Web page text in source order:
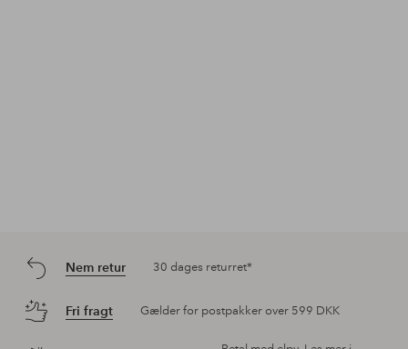
Nem retur 30 dages returret*
Fri fragt Gælder for postpakker over 599 DKK